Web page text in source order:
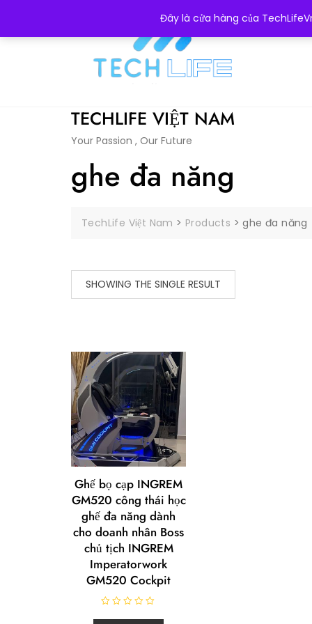
Đây là cửa hàng của
content
Ngô Thì Nhậm , Hà Đông
TECHLIFE VIỆT NAM
Your Passion , Our Future
ghe đa năng
TechLife Việt Nam > Products >ghe đa năng
SHOWING THE SINGLE RESULT
Ghế bọ cạp INGREM
GM520 công thái học
ghế đa năng dành
cho doanh nhân Boss
chủ tịch INGREM
Imperatorwork
GM520 Cockpit
a